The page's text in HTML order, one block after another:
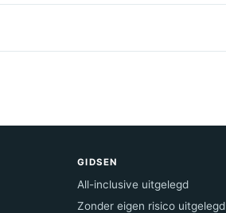
GIDSEN
All-inclusive uitgelegd
Zonder eigen risico uitgelegd